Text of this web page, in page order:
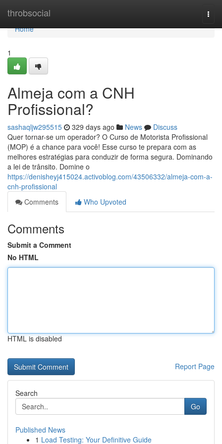
throbsocial
Home
Home
1
Almeja com a CNH
Profissional?
sashaqljw295515 329 days ago News
Discuss
Quer tornar-se um operador? O Curso de Motorista Profissional
(MOP) é a chance para você! Esse curso te prepara com as
melhores estratégias para conduzir de forma segura. Dominando
a lei de trânsito. Domine o
https://denisheyj415024.activoblog.com/43506332/almeja-com-a-
cnh-profissional
Comments
Who Upvoted
Comments
Submit a Comment
No HTML
HTML is disabled
Report Page
Search
Go
Published News
1 Load Testing: Your Definitive Guide